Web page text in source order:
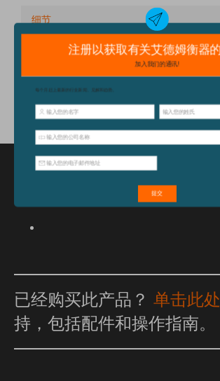
细节
技术规格
配件
特点和优点
已经购买此产品？ 单击此处
持，包括配件和操作指南。